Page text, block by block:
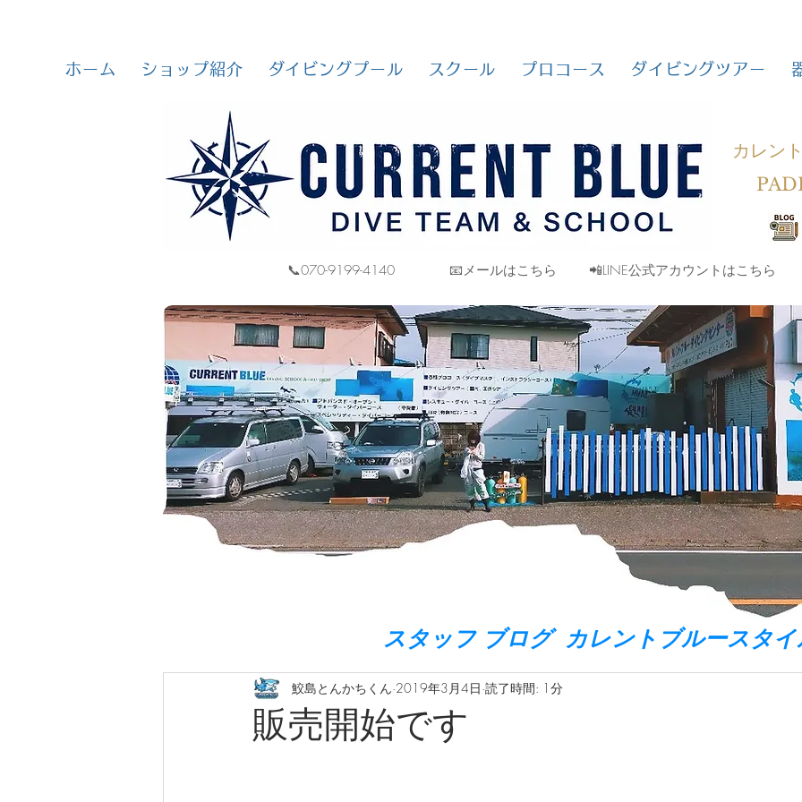
ホーム ショップ紹介 ダイビングプール スクール プロコース ダイビングツアー
カレン
📞070-9199-4140 📧メールはこちら 📲LINE公式アカウントはこちら
スタッフ ブログ カレントブルースタイ
販売開始です
鮫島とんかちくん 2019年3月4日 読了時間: 1分